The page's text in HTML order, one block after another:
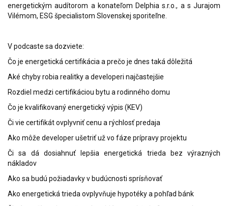
energetickým audítorom a konateľom Delphia s.r.o., a s Jurajom
Vilémom, ESG špecialistom Slovenskej sporiteľne.
V podcaste sa dozviete:
Čo je energetická certifikácia a prečo je dnes taká dôležitá
Aké chyby robia realitky a developeri najčastejšie
Rozdiel medzi certifikáciou bytu a rodinného domu
Čo je kvalifikovaný energetický výpis (KEV)
Či vie certifikát ovplyvniť cenu a rýchlosť predaja
Ako môže developer ušetriť už vo fáze prípravy projektu
Či sa dá dosiahnuť lepšia energetická trieda bez výrazných
nákladov
Ako sa budú požiadavky v budúcnosti sprísňovať
Ako energetická trieda ovplyvňuje hypotéky a pohľad bánk